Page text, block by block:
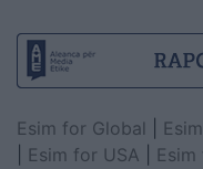
Esim for Global
Esim for USA